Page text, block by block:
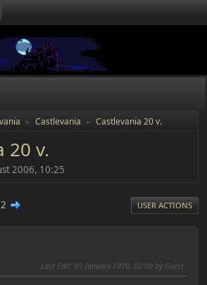
► Castlevania ► Castlevania 20 v.
20 v.
2006, 10:25
2 USER ACTIONS
Last Edit: 01 January 1970, 02:00 by Guest